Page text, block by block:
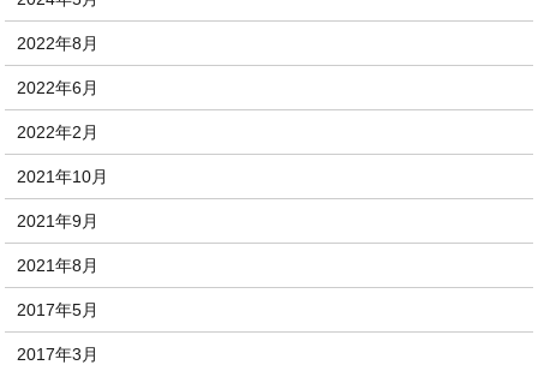
2022年8月
2022年6月
2022年2月
2021年10月
2021年9月
2021年8月
2017年5月
2017年3月